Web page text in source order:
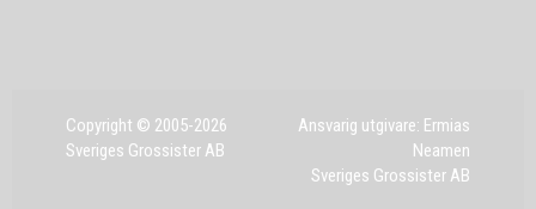
Copyright © 2005-2026
Sveriges Grossister AB
Ansvarig utgivare: Ermias
Neamen
Sveriges Grossister AB